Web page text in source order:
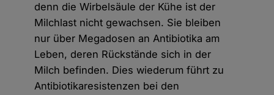
denn die Wirbelsäule der Kühe ist der
Milchlast nicht gewachsen. Sie bleiben
nur über Megadosen an Antibiotika am
Leben, deren Rückstände sich in der
Milch befinden. Dies wiederum führt zu
Antibiotikaresistenzen bei den